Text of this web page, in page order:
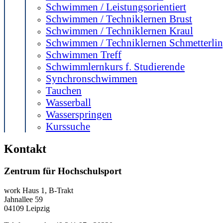
Schwimmen / Leistungsorientiert
Schwimmen / Techniklernen Brust
Schwimmen / Techniklernen Kraul
Schwimmen / Techniklernen
Schwimmen Treff
Schwimmlernkurs f. Studierende
Synchronschwimmen
Tauchen
Wasserball
Wasserspringen
Kurssuche
Kontakt
Zentrum für Hochschulsport
work Haus 1, B-Trakt
Jahnallee 59
04109 Leipzig